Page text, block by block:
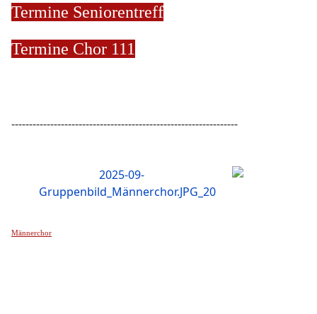
Termine Seniorentreff
Termine Chor 111
----------------------------------------------------------------
Männerchor